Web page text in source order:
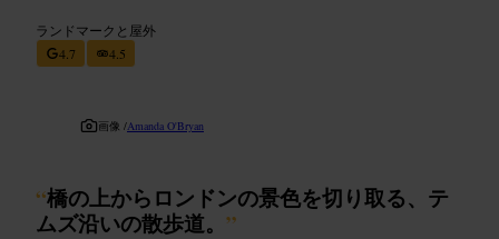
ランドマークと屋外
4.7
4.5
画像 /Amanda O'Bryan
“橋の上からロンドンの景色を切り取る、テ
ムズ沿いの散歩道。 ”